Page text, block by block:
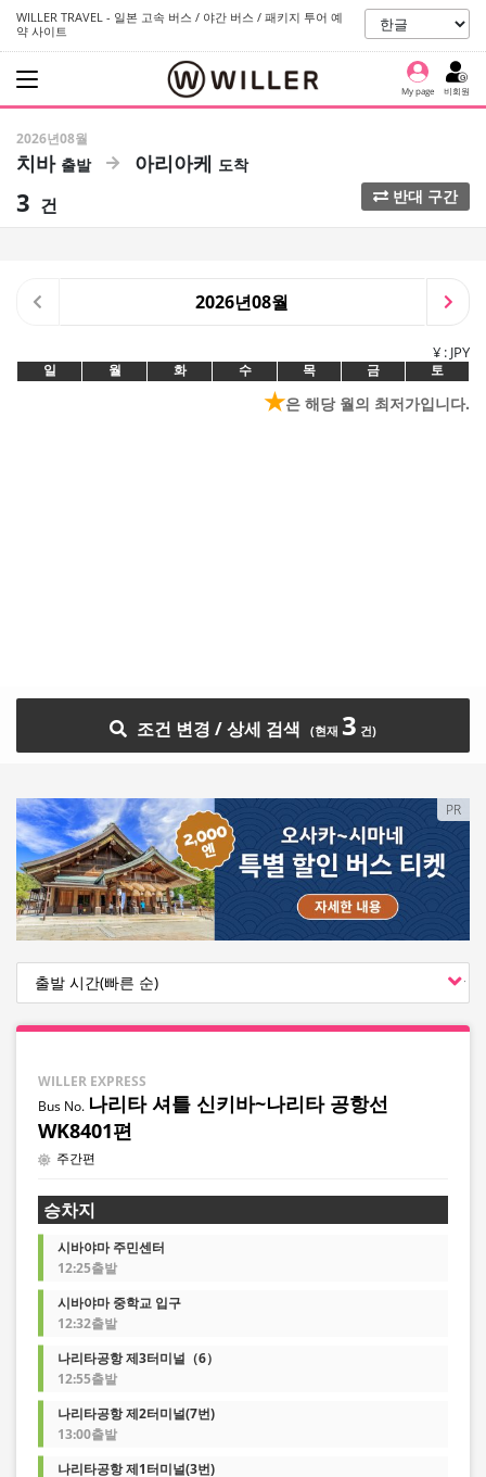
WILLER TRAVEL - 일본 고속 버스 / 야간 버스 / 패키지 투어 예
약 사이트
My page 비회원
2026년08월
치바 아리아케
3 건 반대 구간
2026년08월
¥ : JPY
일 월 화 수 목 금 토
★은 해당 월의 최저가입니다.
조건 변경 / 상세 검색 3
PR
WILLER EXPRESS
나리타 셔틀 신키바~나리타 공항선
WK8401편
주간편
승차지
시바야마 주민센터
12:25출발
시바야마 중학교 입구
12:32출발
나리타공항 제3터미널（6）
12:55출발
나리타공항 제2터미널(7번)
13:00출발
나리타공항 제1터미널(3번)